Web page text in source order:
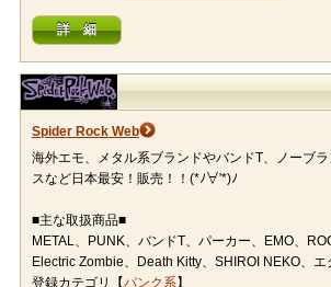
詳 細
Spider Rock Web
海外エモ、メタル系ブランドやバンドT、ノーブ
スなど日本最安！販売！！(*ﾉ∀'*)ﾉ
■主な取扱商品■
METAL、PUNK、バンドT、パーカー、EMO、
Electric Zombie、Death Kitty、SHIROI NEKO、エ
登録カテゴリ【パンク系】